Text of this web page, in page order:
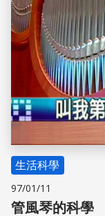
生活科學
97/01/11
管風琴的科學